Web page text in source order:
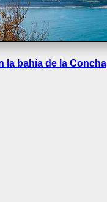
la bahía de la Concha